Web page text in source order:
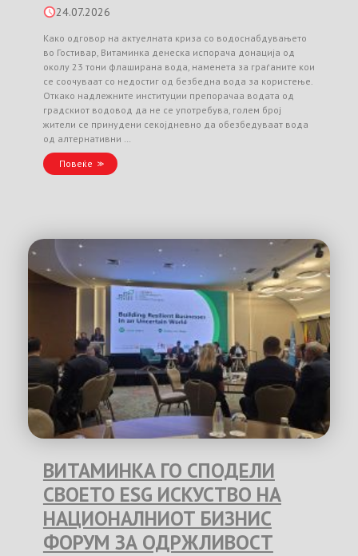
24.07.2026
Како одговор на актуелната криза со водоснабдувањето
во Гостивар, Витаминка денеска испорача донација од
околу 23 тони флаширана вода, наменета за граѓаните кои
се соочуваат со недостиг од безбедна вода за користење.
Откако надлежните институции препорачаа водата од
градскиот водовод да не се употребува, голем број
жители се принудени секојдневно да обезбедуваат вода
од алтернативни …
Повеќе
ВИТАМИНКА ГО СПОДЕЛИ
СВОЕТО ESG ИСКУСТВО НА
НАЦИОНАЛНИОТ БИЗНИС
ФОРУМ ЗА ОДРЖЛИВОСТ